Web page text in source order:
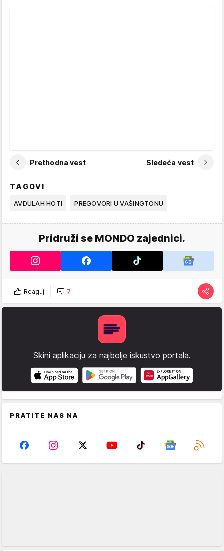
Prethodna vest Sledeća vest
TAGOVI
AVDULAH HOTI PREGOVORI U VAŠINGTONU
Pridruži se MONDO zajednici.
Reaguj 7
Skini aplikaciju za najbolje iskustvo portala.
PRATITE NAS NA